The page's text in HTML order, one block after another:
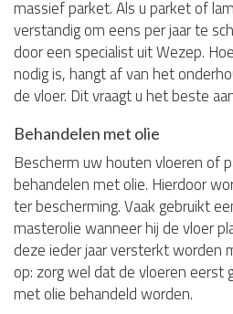
massief parket. Als u parket of
verstandig om eens per jaar te
door een specialist uit Wezep.
nodig is, hangt af van het
de vloer. Dit vraagt u het beste
Behandelen met olie
Bescherm uw houten vloeren of
behandelen met olie. Hierdoor
ter bescherming. Vaak gebruikt
masterolie wanneer hij de vloer
deze ieder jaar versterkt worden
op: zorg wel dat de vloeren eerst
met olie behandeld worden.